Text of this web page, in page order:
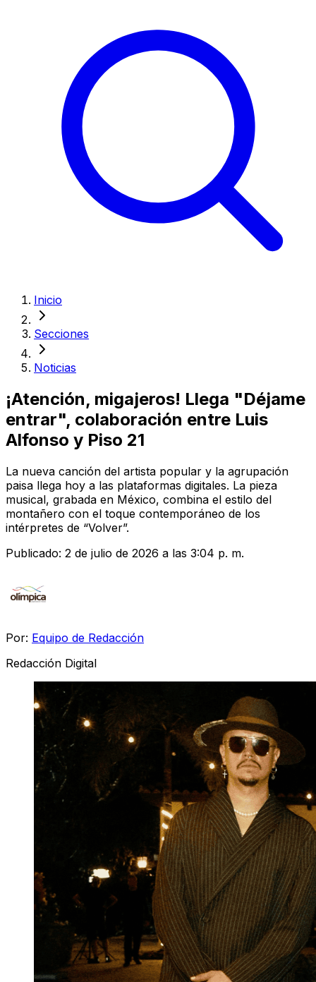
Inicio
Secciones
Noticias
¡Atención, migajeros! Llega "Déjame
entrar", colaboración entre Luis
Alfonso y Piso 21
La nueva canción del artista popular y la agrupación
paisa llega hoy a las plataformas digitales. La pieza
musical, grabada en México, combina el estilo del
montañero con el toque contemporáneo de los
intérpretes de “Volver”.
Publicado: 2 de julio de 2026 a las 3:04 p. m.
Por: Equipo de Redacción
Redacción Digital